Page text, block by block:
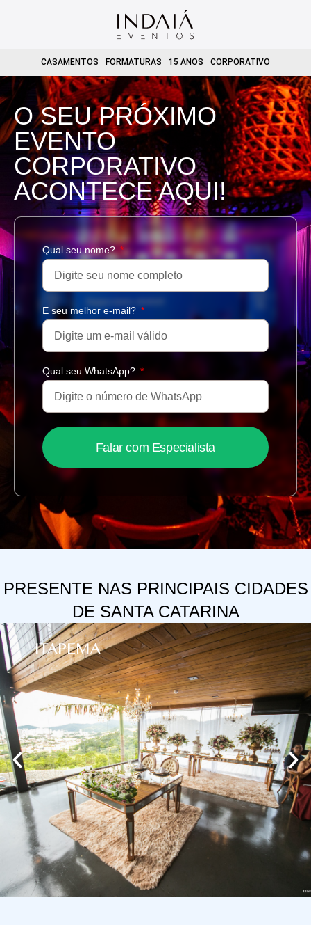
CASAMENTOS FORMATURAS 15 ANOS CORPORATIVO
O SEU PRÓXIMO
EVENTO
CORPORATIVO
ACONTECE AQUI!
Qual seu nome?
E seu melhor e-mail?
Qual seu WhatsApp?
Falar com Especialista
PRESENTE NAS PRINCIPAIS CIDADES
DE SANTA CATARINA
ITAPEMA